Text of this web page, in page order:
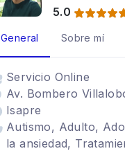
5.0
General Sobre mí
Servicio Online
Av. Bombero
Isapre
Autismo, Adulto,
la ansiedad,